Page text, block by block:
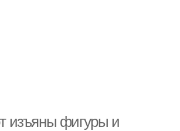
изъяны фигуры и